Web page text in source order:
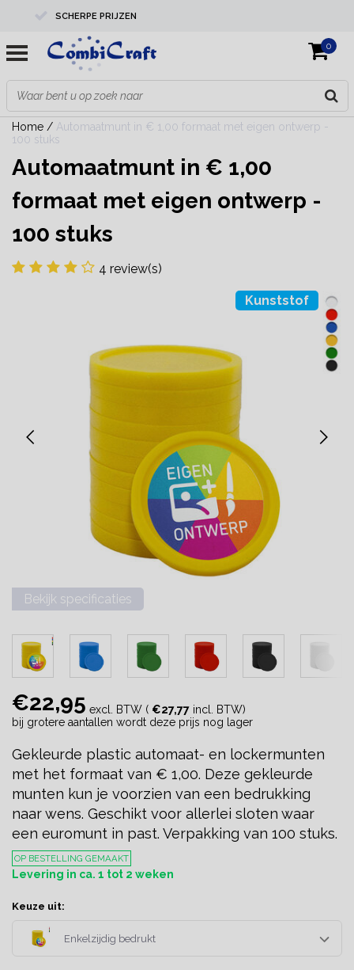
SCHERPE PRIJZEN
PROFESSIONELE KWALITEIT
EXPERTS IN MAATWERK
0
Home / Automaatmunt in € 1,00 formaat met eigen ontwerp -
100 stuks
Automaatmunt in € 1,00
formaat met eigen ontwerp -
100 stuks
4 review(s)
Kunststof
Bekijk specificaties
€22,95 excl. BTW ( €27,77 incl. BTW)
bij grotere aantallen wordt deze prijs nog lager
Gekleurde plastic automaat- en lockermunten
met het formaat van € 1,00. Deze gekleurde
munten kun je voorzien van een bedrukking
naar wens. Geschikt voor allerlei sloten waar
een euromunt in past. Verpakking van 100 stuks.
OP BESTELLING GEMAAKT
Levering in ca. 1 tot 2 weken
Keuze uit:
Enkelzijdig bedrukt